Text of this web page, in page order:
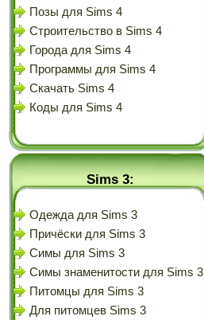
Позы для Sims 4
Строительство в Sims 4
Города для Sims 4
Программы для Sims 4
Скачать Sims 4
Коды для Sims 4
Sims 3:
Одежда для Sims 3
Причёски для Sims 3
Симы для Sims 3
Симы знаменитости для Sims 3
Питомцы для Sims 3
Для питомцев Sims 3